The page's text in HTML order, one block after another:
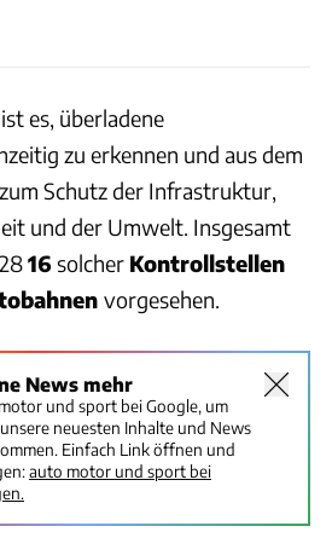
es, überladene
zu erkennen und aus dem
Schutz der Infrastruktur,
und der Umwelt. Insgesamt
16 solcher Kontrollstellen
vorgesehen.
News mehr
und sport bei Google, um
neuesten Inhalte und News
Einfach Link öffnen und
auto motor und sport bei